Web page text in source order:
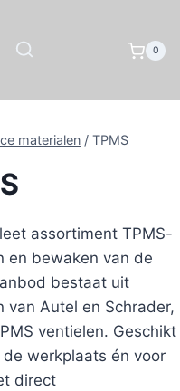
0
materialen / TPMS
assortiment TPMS-
en bewaken van de
bestaat uit
van Autel en Schrader,
ventielen. Geschikt
werkplaats én voor
direct